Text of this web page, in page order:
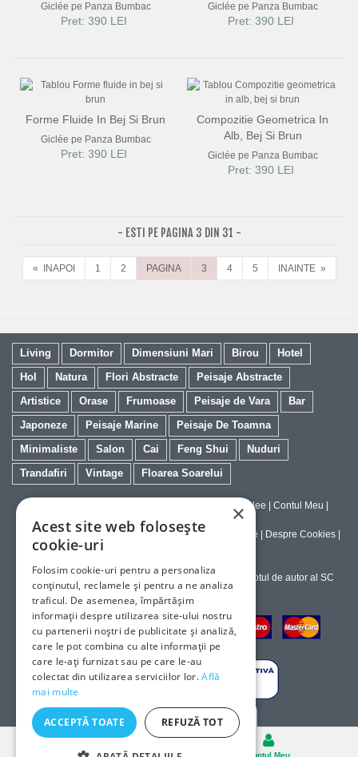
Giclée pe Panza Bumbac
Pret: 390 LEI
Giclée pe Panza Bumbac
Pret: 390 LEI
Forme Fluide In Bej Si Brun
Giclée pe Panza Bumbac
Pret: 390 LEI
Compozitie Geometrica In
Alb, Bej Si Brun
Giclée pe Panza Bumbac
Pret: 390 LEI
- ESTI PE PAGINA 3 DIN 31 -
« INAPOI 1 2 PAGINA 3 4 5 INAINTE »
Living Dormitor Dimensiuni Mari Birou
Hotel
Hol
Natura Flori Abstracte
Peisaje Abstracte
Artistice
Orase Frumoase Peisaje de Vara
Bar
Japoneze
Peisaje Marine
Peisaje De Toamna
Minimaliste
Salon Cai Feng Shui
Nuduri
Trandafiri
Vintage Floarea Soarelui
Calitatea Tablourilor Giclee Contul Meu
Tablouri la Comanda
Politica de Livrare si Retur| Politica de Confidentialitate Despre Cookies
Copyright © 2023-2026 - Textele şi imaginile sub dreptul de autor al SC
ArtInvest SRL
Desktop
Cosul Contul Meu
×
Acest site web folosește
cookie-uri
Folosim cookie-uri pentru a personaliza
conținutul, reclamele și pentru a ne analiza
traficul. De asemenea, împărtășim
informații despre utilizarea site-ului nostru
cu partenerii noștri de publicitate și analiză,
care le pot combina cu alte informații pe
care le-ați furnizat sau pe care le-au
colectat din utilizarea serviciilor lor.Află
mai multe
ACCEPTĂ TOATE REFUZĂ TOT